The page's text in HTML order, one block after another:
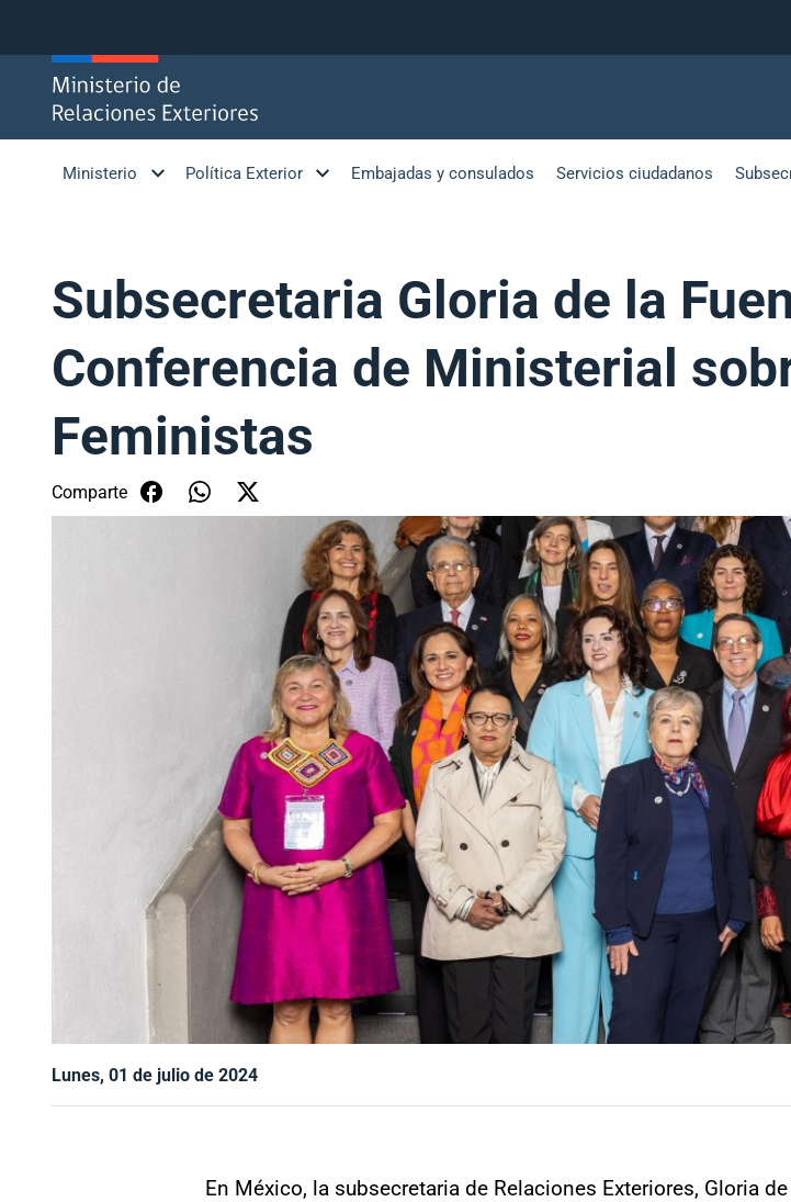
Ministerio Política Exterior Embajadas y consulados Servicios ciudadanos
Subsecretaria Gloria de la
Conferencia de Ministerial
Feministas
Comparte
Lunes, 01 de julio de 2024
En México, la subsecretaria de Relaciones Exteriores, Gloria